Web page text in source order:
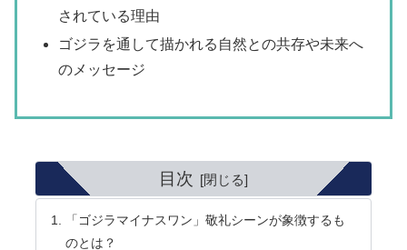
されている理由
ゴジラを通して描かれる自然との共存や未来へ
のメッセージ
目次
「ゴジラマイナスワン」敬礼シーンが象徴するも
のとは？